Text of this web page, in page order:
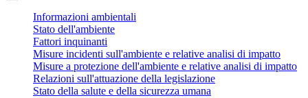
Informazioni ambientali
Stato dell'ambiente
Fattori inquinanti
Misure incidenti sull'ambiente e relative analisi di impatto
Misure a protezione dell'ambiente e relative analisi di impatto
Relazioni sull'attuazione della legislazione
Stato della salute e della sicurezza umana